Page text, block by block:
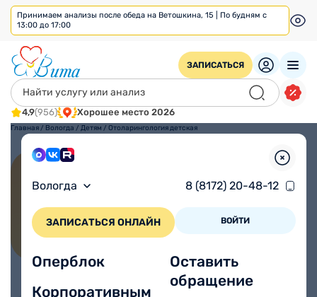
Принимаем анализы после обеда на Ветошкина, 15 | По будням с
13:00 до 17:00
ЗАПИСАТЬСЯ
4,9(956) Хорошее место 2026
Вологда 8 (8172) 20-48-12
ЗАПИСАТЬСЯ ОНЛАЙН ВОЙТИ
Оперблок
Корпоративным
Оставить
обращение
Главная / Вологда / Детям / Отоларингология детская
Первичный прием:
1900 ₽
Все цены
Повторный прием:
1900 ₽
Врачи